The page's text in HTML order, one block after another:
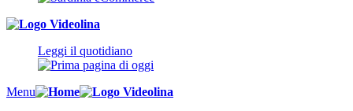
Leggi il quotidiano
Menu